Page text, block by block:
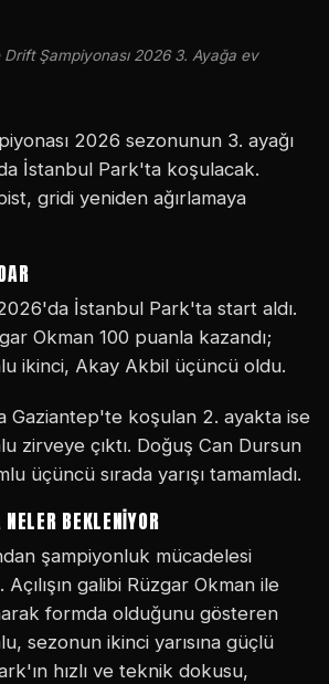
Şampiyonası 2026 3. Ayağa ev
2026 sezonunun 3. ayağı
İstanbul Park'ta koşulacak.
gridi yeniden ağırlamaya
İstanbul Park'ta start aldı.
Okman 100 puanla kazandı;
ikinci, Akay Akbil üçüncü oldu.
Gaziantep'te koşulan 2. ayakta ise
zirveye çıktı. Doğuş Can Dursun
üçüncü sırada yarışı tamamladı.
BEKLENIYOR
şampiyonluk mücadelesi
Açılışın galibi Rüzgar Okman ile
formda olduğunu gösteren
sezonun ikinci yarısına güçlü
hızlı ve teknik dokusu,